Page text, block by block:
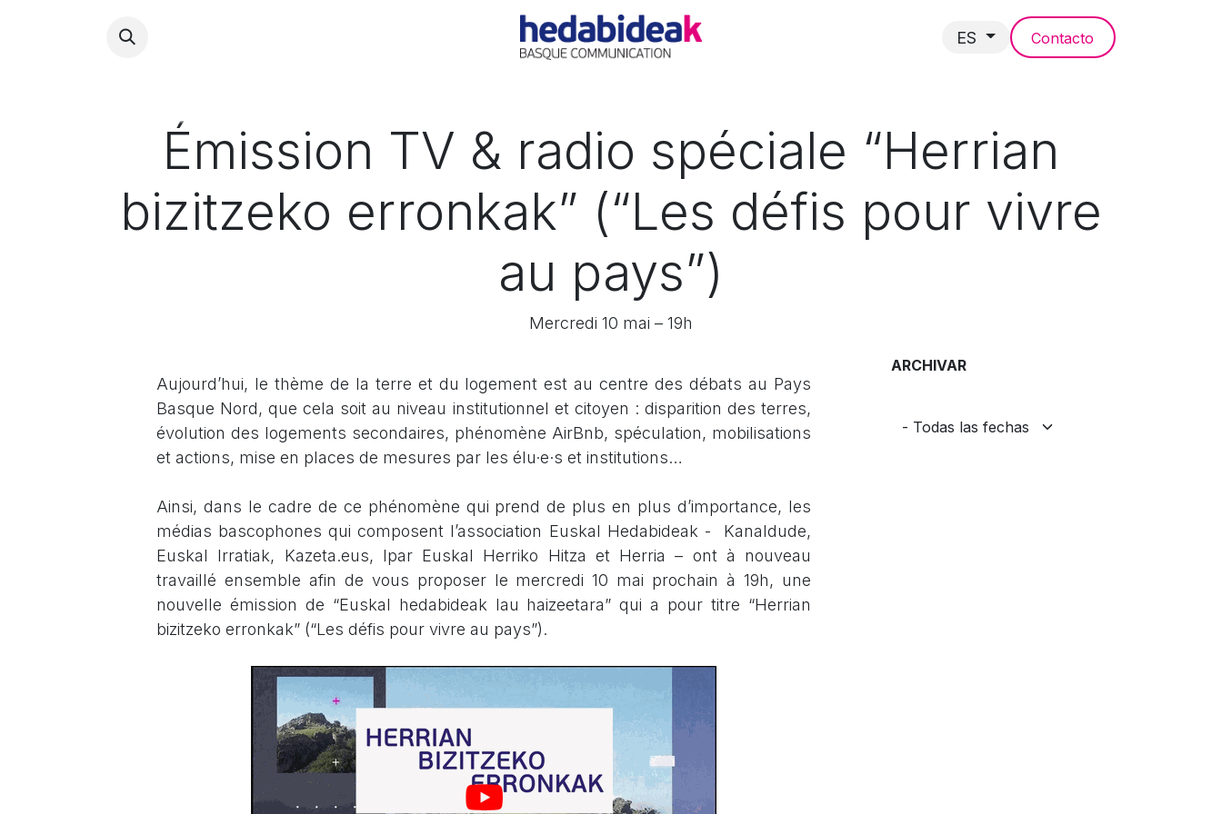
ES Contacto
Émission TV & radio spéciale “Herrian
bizitzeko erronkak” (“Les défis pour vivre
au pays”)
Mercredi 10 mai – 19h
Aujourd’hui, le thème de la terre et du logement est au centre des débats au Pays
Basque Nord, que cela soit au niveau institutionnel et citoyen : disparition des terres,
évolution des logements secondaires, phénomène AirBnb, spéculation, mobilisations
et actions, mise en places de mesures par les élu·e·s et institutions…
Ainsi, dans le cadre de ce phénomène qui prend de plus en plus d’importance, les
médias bascophones qui composent l’association Euskal Hedabideak - Kanaldude,
Euskal Irratiak, Kazeta.eus, Ipar Euskal Herriko Hitza et Herria – ont à nouveau
travaillé ensemble afin de vous proposer le mercredi 10 mai prochain à 19h, une
nouvelle émission de “Euskal hedabideak lau haizeetara” qui a pour titre “Herrian
bizitzeko erronkak” (“Les défis pour vivre au pays”).
ARCHIVAR